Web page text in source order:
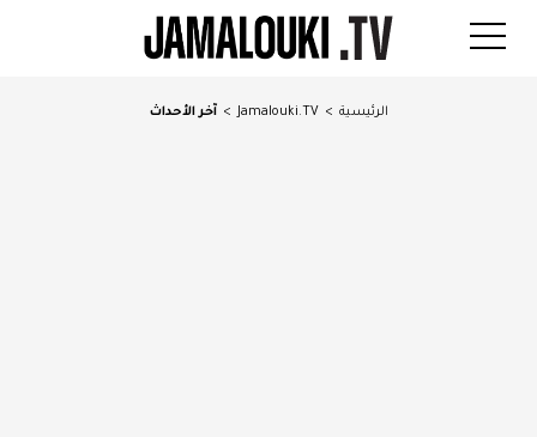
الرئيسية >
Jamalouki.TV
> آخر الأحداث